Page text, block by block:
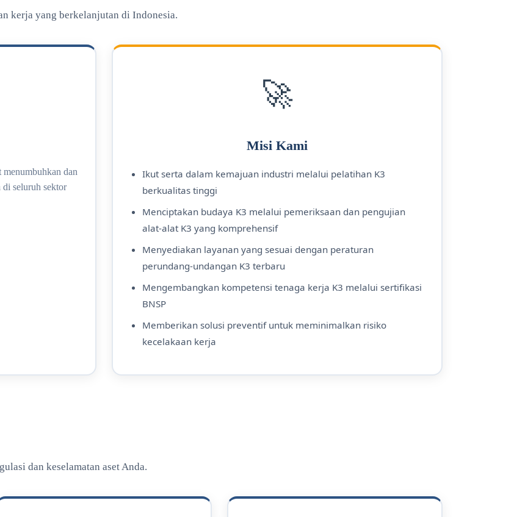
kerja yang berkelanjutan di Indonesia.
menumbuhkan dan
di seluruh sektor
🚀
Misi Kami
Ikut serta dalam kemajuan industri melalui pelatihan K3
berkualitas tinggi
Menciptakan budaya K3 melalui pemeriksaan dan pengujian
alat-alat K3 yang komprehensif
Menyediakan layanan yang sesuai dengan peraturan
perundang-undangan K3 terbaru
Mengembangkan kompetensi tenaga kerja K3 melalui sertifikasi
BNSP
Memberikan solusi preventif untuk meminimalkan risiko
kecelakaan kerja
dan keselamatan aset Anda.